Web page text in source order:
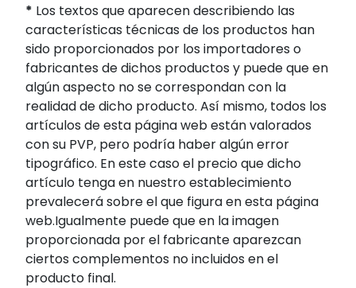
* Los textos que aparecen describiendo las
características técnicas de los productos han
sido proporcionados por los importadores o
fabricantes de dichos productos y puede que en
algún aspecto no se correspondan con la
realidad de dicho producto. Así mismo, todos los
artículos de esta página web están valorados
con su PVP, pero podría haber algún error
tipográfico. En este caso el precio que dicho
artículo tenga en nuestro establecimiento
prevalecerá sobre el que figura en esta página
web.Igualmente puede que en la imagen
proporcionada por el fabricante aparezcan
ciertos complementos no incluidos en el
producto final.